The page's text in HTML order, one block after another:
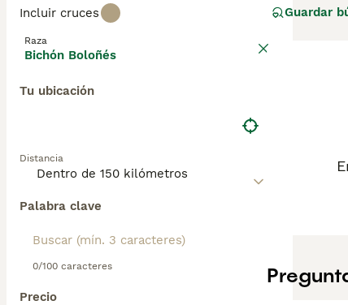
Incluir cruces
Raza
Bichón Boloñés
Tu ubicación
Distancia
Palabra clave
0/100 caracteres
Precio
Kennel
Guardar